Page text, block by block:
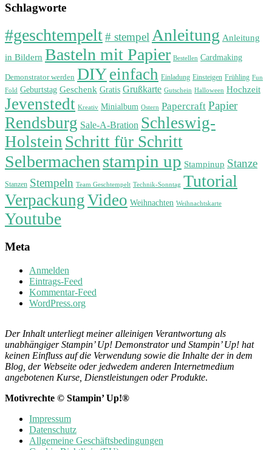
Schlagworte
#geschtempelt# stempelAnleitung Anleitung
in Bildern Basteln mit Papier Bestellen Cardmaking
Demonstrator werden DIYeinfach Einladung Einsteigen Frühling Fun
Fold Geburtstag Geschenk Gratis Grußkarte Gutschein Halloween Hochzeit
Jevenstedt Kreativ Minialbum Ostern Papercraft Papier
Rendsburg Sale-A-Bration Schleswig-
Holstein Schritt für Schritt
Selbermachenstampin up Stampinup Stanze
Stanzen Stempeln Team Geschtempelt Technik-Sonntag Tutorial
VerpackungVideo Weihnachten Weihnachtskarte
Youtube
Meta
Anmelden
Eintrags-Feed
Kommentar-Feed
WordPress.org
Der Inhalt unterliegt meiner alleinigen Verantwortung als
unabhängiger Stampin’ Up! Demonstrator und Stampin’ Up! hat
keinen Einfluss auf die Verwendung sowie die Inhalte der in dem
Blog, der Webseite oder jedwedem anderen Internetmedium
angebotenen Kurse, Dienstleistungen oder Produkte.
Motivrechte © Stampin’ Up!®
Impressum
Datenschutz
Allgemeine Geschäftsbedingungen